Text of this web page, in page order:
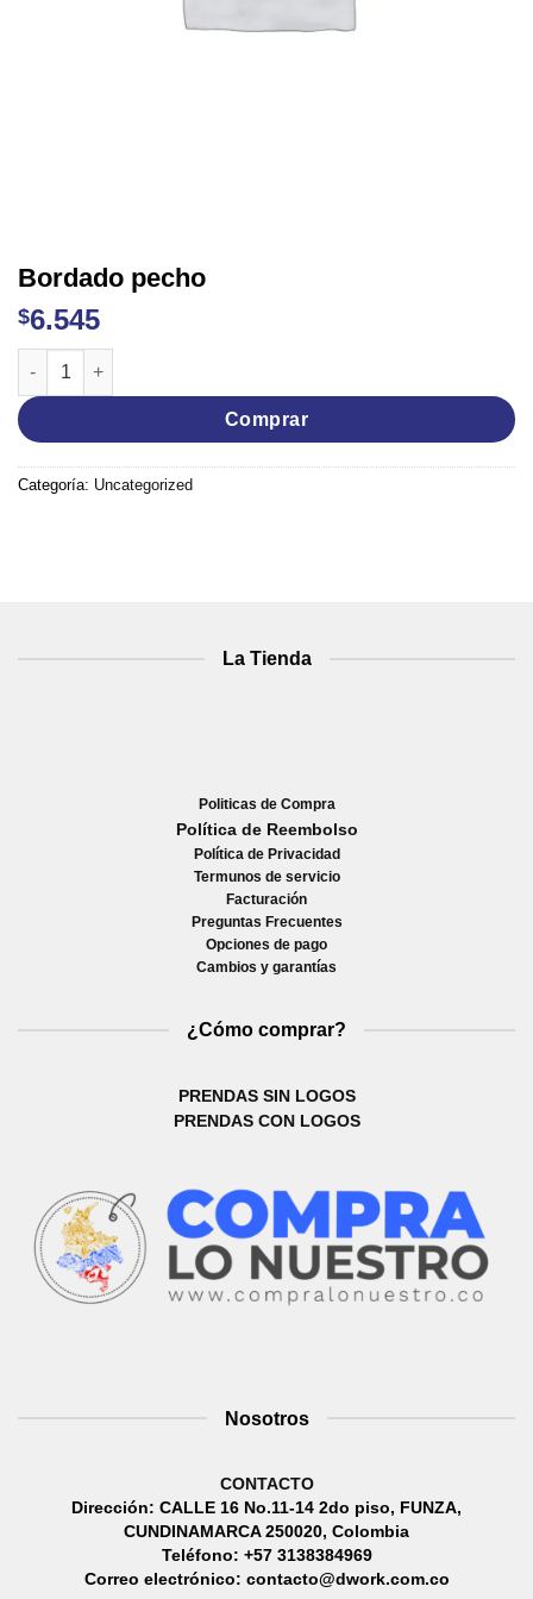
Bordado pecho
$6.545
Bordado pecho cantidad
Comprar
Categoría: Uncategorized
La Tienda
Politicas de Compra
Política de Reembolso
Política de Privacidad
Termunos de servicio
Facturación
Preguntas Frecuentes
Opciones de pago
Cambios y garantías
¿Cómo comprar?
PRENDAS SIN LOGOS
PRENDAS CON LOGOS
Nosotros
CONTACTO
Dirección: CALLE 16 No.11-14 2do piso, FUNZA,
CUNDINAMARCA 250020, Colombia
Teléfono: +57 3138384969
Correo electrónico: contacto@dwork.com.co